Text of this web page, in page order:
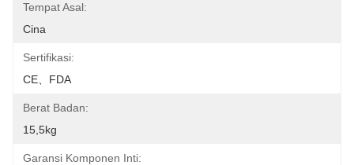
Tempat Asal:
Cina
Sertifikasi:
CE、FDA
Berat Badan:
15,5kg
Garansi Komponen Inti: